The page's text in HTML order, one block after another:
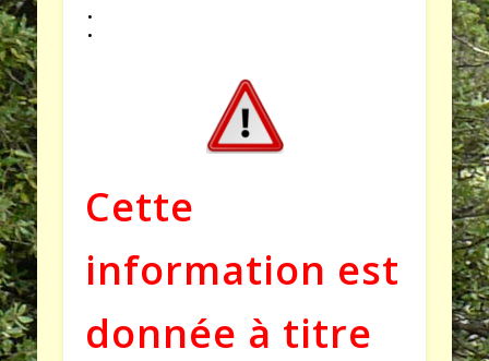
:
Cette
information est
donnée à titre